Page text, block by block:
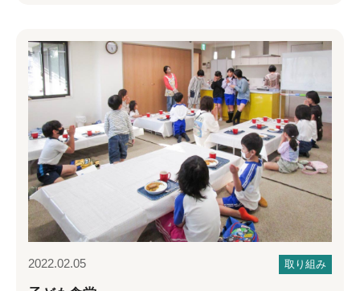
2022.02.05 取り組み